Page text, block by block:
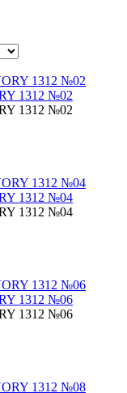
1312 №02
1312 №02
1312 №04
1312 №04
1312 №06
1312 №06